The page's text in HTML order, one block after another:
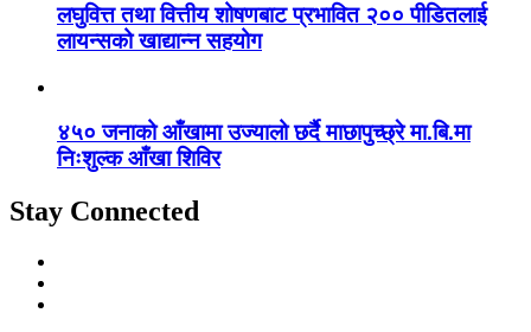
लघुवित्त तथा वित्तीय शोषणबाट प्रभावित २०० पीडितलाई
लायन्सको खाद्यान्न सहयोग
४५० जनाको आँखामा उज्यालो छर्दै माछापुच्छ्रे मा.बि.मा
निःशुल्क आँखा शिविर
Stay Connected